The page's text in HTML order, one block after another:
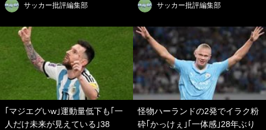
サッカー批評編集部 サッカー批評編集部
｢マジエグいw｣運動量低下も｢一
人だけ未来が見えている｣38
怪物ハーランドの2発でイラク粉
砕｢かっけぇ｣｢一体感｣28年ぶり